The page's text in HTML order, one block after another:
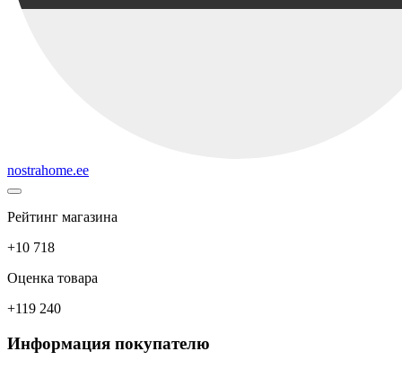
nostrahome.ee
Рейтинг магазина
+10 718
Оценка товара
+119 240
Информация покупателю